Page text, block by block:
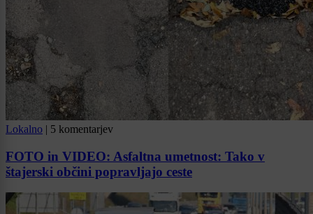
Lokalno | 5 komentarjev
FOTO in VIDEO: Asfaltna umetnost: Tako v
štajerski občini popravljajo ceste